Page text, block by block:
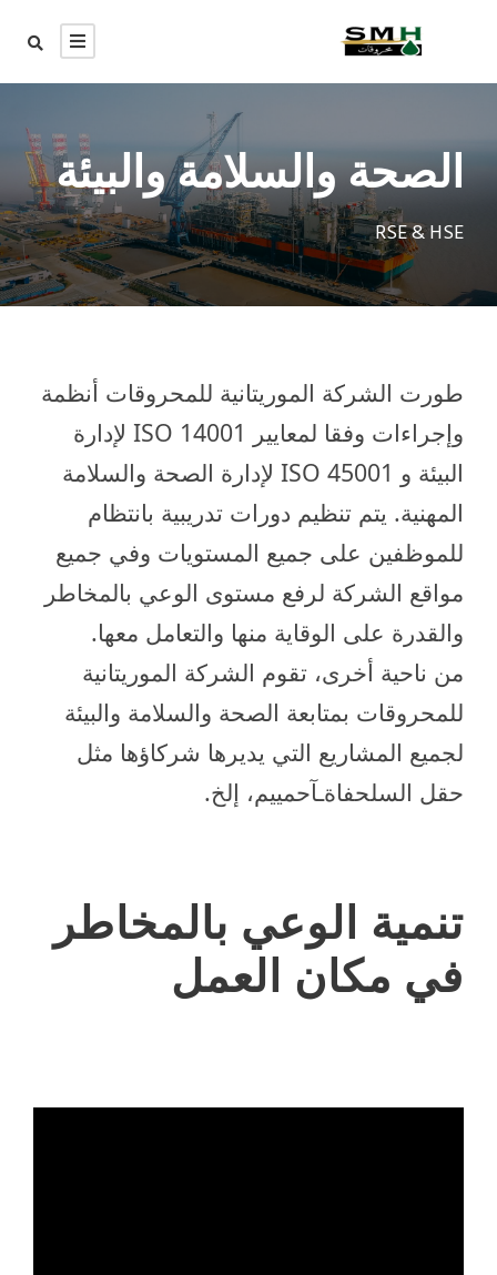
الصحة والسلامة والبيئة
RSE & HSE
طورت الشركة الموريتانية للمحروقات أنظمة
وإجراءات وفقا لمعايير ISO 14001 لإدارة
البيئة و ISO 45001 لإدارة الصحة والسلامة
المهنية. يتم تنظيم دورات تدريبية بانتظام
للموظفين على جميع المستويات وفي جميع
مواقع الشركة لرفع مستوى الوعي بالمخاطر
والقدرة على الوقاية منها والتعامل معها.
من ناحية أخرى، تقوم الشركة الموريتانية
للمحروقات بمتابعة الصحة والسلامة والبيئة
لجميع المشاريع التي يديرها شركاؤها مثل
حقل السلحفاةـآحمييم، إلخ.
تنمية الوعي بالمخاطر
في مكان العمل